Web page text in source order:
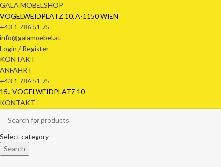
GALA MÖBELSHOP
VOGELWEIDPLATZ 10, A-1150 WIEN
+43 1 786 51 75
info@galamoebel.at
Login / Register
KONTAKT
ANFAHRT
+43 1 786 51 75
15., VOGELWEIDPLATZ 10
KONTAKT
Select category
Search